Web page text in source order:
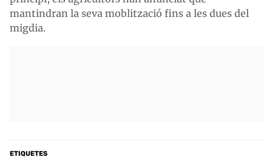
mantindran la seva moblització fins a les dues del
migdia.
ETIQUETES